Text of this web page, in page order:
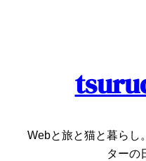
Webと旅と猫と暮らし
ターの